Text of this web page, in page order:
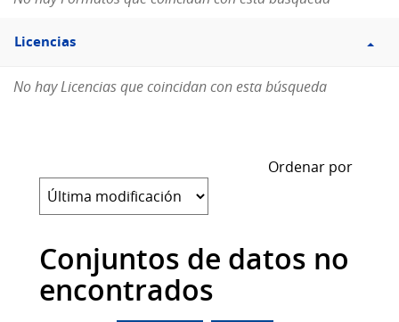
Filtro
Licencias
Licencias
No hay Licencias que coincidan con esta búsqueda
Ordenar por
Conjuntos de datos no
encontrados